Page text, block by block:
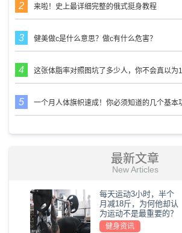
来啦！史上最详细完整的俄式挺身教程
健美做c是什么意思？做c有什么危害？
这张体脂率对照图坑了多少人，你不会真以为
一个月人体旗帜速成！你必须知道的几个基本
最新文章
New Articles
每天运动3小时，半个
月减18斤，为何他却认
为运动不是最重要的？
健身资讯